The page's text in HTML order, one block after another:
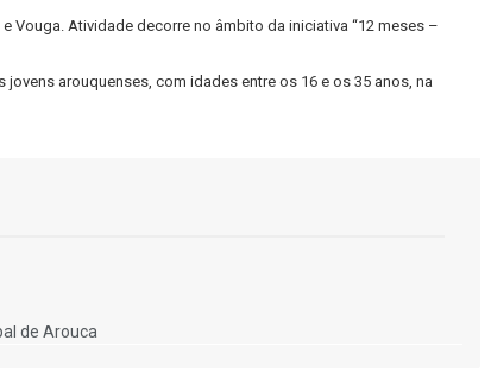
Vouga. Atividade decorre no âmbito da iniciativa “12 meses –
arouquenses, com idades entre os 16 e os 35 anos, na
de Arouca